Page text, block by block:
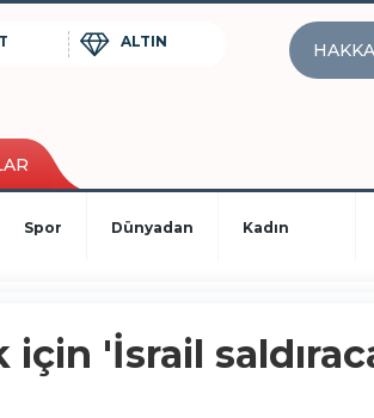
ALTIN
Spor Dünyadan Kadın
'İsrail